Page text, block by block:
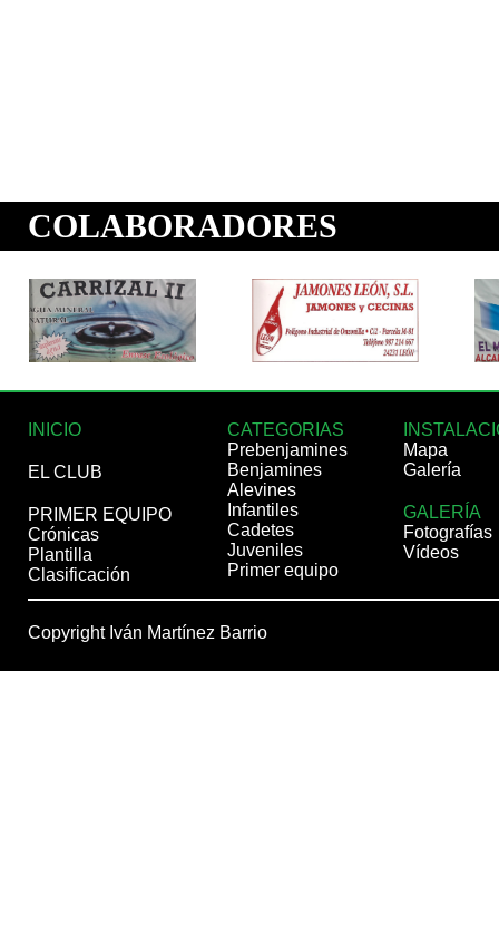
INICIO
EL CLUB
PRIMER EQUIPO
Crónicas
Plantilla
Clasificación
CATEGORIAS
Prebenjamines
Benjamines
Alevines
Infantiles
Cadetes
Juveniles
Primer equipo
Mapa
Galería
GALERÍA
Fotografías
Vídeos
Copyright Iván Martínez Barrio